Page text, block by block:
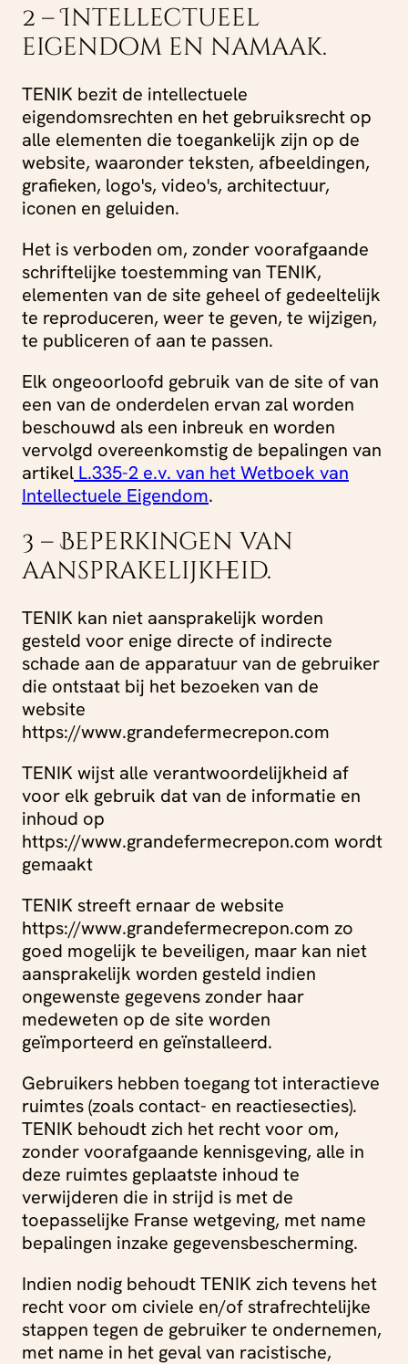
2 – Intellectueel
eigendom en namaak.
TENIK bezit de intellectuele
eigendomsrechten en het gebruiksrecht op
alle elementen die toegankelijk zijn op de
website, waaronder teksten, afbeeldingen,
grafieken, logo's, video's, architectuur,
iconen en geluiden.
Het is verboden om, zonder voorafgaande
schriftelijke toestemming van TENIK,
elementen van de site geheel of gedeeltelijk
te reproduceren, weer te geven, te wijzigen,
te publiceren of aan te passen.
Elk ongeoorloofd gebruik van de site of van
een van de onderdelen ervan zal worden
beschouwd als een inbreuk en worden
vervolgd overeenkomstig de bepalingen van
artikel L.335-2 e.v. van het Wetboek van
Intellectuele Eigendom.
3 – Beperkingen van
aansprakelijkheid.
TENIK kan niet aansprakelijk worden
gesteld voor enige directe of indirecte
schade aan de apparatuur van de gebruiker
die ontstaat bij het bezoeken van de
website
https://www.grandefermecrepon.com
TENIK wijst alle verantwoordelijkheid af
voor elk gebruik dat van de informatie en
inhoud op
https://www.grandefermecrepon.com wordt
gemaakt
TENIK streeft ernaar de website
https://www.grandefermecrepon.com zo
goed mogelijk te beveiligen, maar kan niet
aansprakelijk worden gesteld indien
ongewenste gegevens zonder haar
medeweten op de site worden
geïmporteerd en geïnstalleerd.
Gebruikers hebben toegang tot interactieve
ruimtes (zoals contact- en reactiesecties).
TENIK behoudt zich het recht voor om,
zonder voorafgaande kennisgeving, alle in
deze ruimtes geplaatste inhoud te
verwijderen die in strijd is met de
toepasselijke Franse wetgeving, met name
bepalingen inzake gegevensbescherming.
Indien nodig behoudt TENIK zich tevens het
recht voor om civiele en/of strafrechtelijke
stappen tegen de gebruiker te ondernemen,
met name in het geval van racistische,